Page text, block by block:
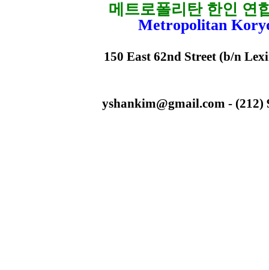
메트로폴리탄 한인 연
Metropolitan
150 East 62nd Street (b/n
yshankim@gmail.com - (212)